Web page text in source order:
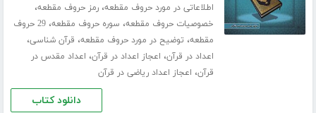
اطلاعاتی در مورد حروف مقطعه،رمز حروف مقطعه،
خصوصیات حروف مقطعه، سوره حروف مقطعه،
29 حروف
مقطعه، توضیح در مورد حروف مقطعه، قرآن شناسی،
اعداد در قرآن، اعجاز اعداد در قرآن، اعداد مقدس در
قرآن، اعجاز اعداد ریاضی در قرآن
دانلود کتاب